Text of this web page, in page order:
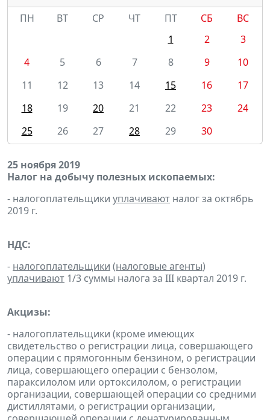
ПН
ВТ СР ЧТ ПТ СБ
ВС
1
2
3
4
5 6 7 8 9
10
11
12 13 14 15 16
17
18
19 20 21 22 23
24
25
26 27 28 29 30
25 ноября 2019
Налог на добычу полезных ископаемых:
- налогоплательщики уплачивают налог за октябрь
2019 г.
НДС:
- налогоплательщики (налоговые агенты)
уплачивают 1/3 суммы налога за III квартал 2019 г.
Акцизы:
- налогоплательщики (кроме имеющих
свидетельство о регистрации лица, совершающего
операции с прямогонным бензином, о регистрации
лица, совершающего операции с бензолом,
параксилолом или ортоксилолом, о регистрации
организации, совершающей операции со средними
дистиллятами, о регистрации организации,